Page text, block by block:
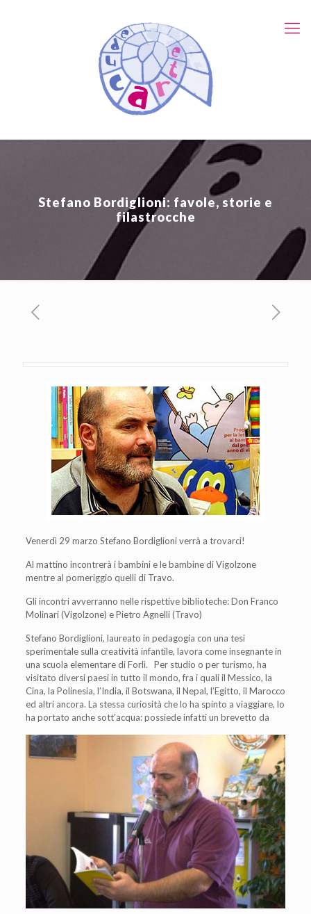
Stefano Bordiglioni: favole, storie e
filastrocche
Venerdì 29 marzo Stefano Bordiglioni verrà a trovarci!
Al mattino incontrerà i bambini e le bambine di Vigolzone
mentre al pomeriggio quelli di Travo.
Gli incontri avverranno nelle rispettive biblioteche: Don Franco
Molinari (Vigolzone) e Pietro Agnelli (Travo)
Stefano Bordiglioni, laureato in pedagogia con una tesi
sperimentale sulla creatività infantile, lavora come insegnante in
una scuola elementare di Forlì. Per studio o per turismo, ha
visitato diversi paesi in tutto il mondo, fra i quali il Messico, la
Cina, la Polinesia, l’India, il Botswana, il Nepal, l’Egitto, il Marocco
ed altri ancora. La stessa curiosità che lo ha spinto a viaggiare, lo
ha portato anche sott’acqua: possiede infatti un brevetto da